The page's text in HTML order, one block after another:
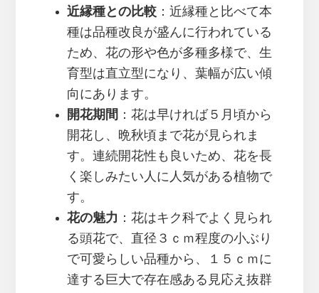
近縁種との比較：近縁種と比べて本
種は品種改良が盛んに行われている
ため、花の形や色が多種多様で、生
育型は直立型になり、葉幅が広い傾
向にあります。
開花期間 ：花は早ければ５月頃から
開花し、晩秋頃まで花が見られま
す。連続開花性も良いため、花を長
く楽しみたい人に人気がある植物で
す。
花の魅力 ：花はキク科でよく見られ
る頭花で、直径３ｃｍ程度の小ぶり
で可愛らしい品種から、１５ｃｍに
達する巨大で存在感ある見応え抜群